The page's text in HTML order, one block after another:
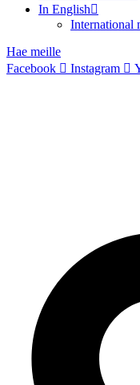
In English
Hae meille
Facebook
Instagram